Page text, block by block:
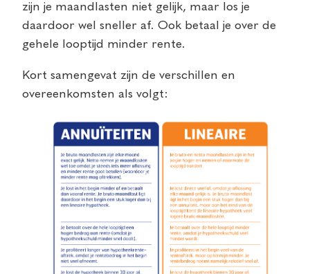
zijn je maandlasten niet gelijk, maar los je
daardoor wel sneller af. Ook betaal je over de
gehele looptijd minder rente.
Kort samengevat zijn de verschillen en
overeenkomsten als volgt: